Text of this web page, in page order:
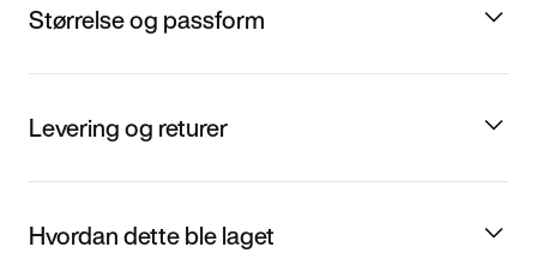
Størrelse og passform
Levering og returer
Hvordan dette ble laget